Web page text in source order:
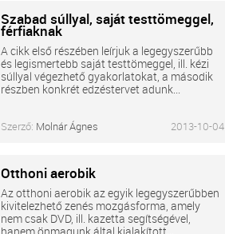
Szabad súllyal, saját testtömeggel,
férfiaknak
A cikk első részében leírjuk a legegyszerűbb
és legismertebb saját testtömeggel, ill. kézi
súllyal végezhető gyakorlatokat, a második
részben konkrét edzéstervet adunk...
Szerző: Molnár Ágnes 2013-10-04
Otthoni aerobik
Az otthoni aerobik az egyik legegyszerűbben
kivitelezhető zenés mozgásforma, amely
nem csak DVD, ill. kazetta segítségével,